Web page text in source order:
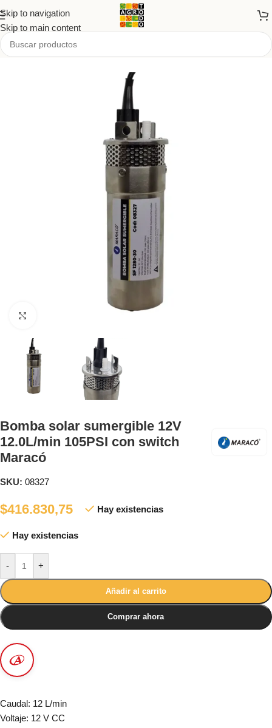
Skip to navigation
Skip to main content
Tienda
Bomba solar sumergible 12V
12.0L/min 105PSI con switch
Maracó
SKU: 08327
$416.830,75 Hay existencias
Hay existencias
- +
Añadir al carrito
Comprar ahora
Caudal: 12 L/min
Voltaje: 12 V CC